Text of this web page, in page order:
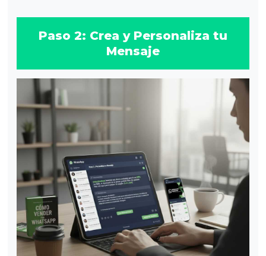
Paso 2: Crea y Personaliza tu
Mensaje